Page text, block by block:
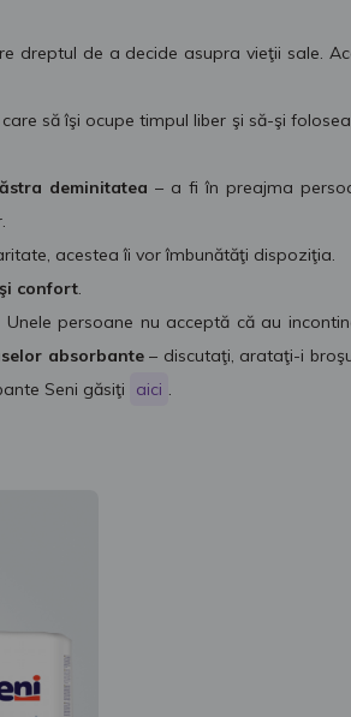
dreptul de a decide asupra vieţii sale.
să îşi ocupe timpul liber şi să-şi
deminitatea – a fi în preajma
acestea îi vor îmbunătăţi dispoziţia.
confort.
persoane nu acceptă că au
absorbante– discutaţi, arataţi-i
Seni găsiţi aici .